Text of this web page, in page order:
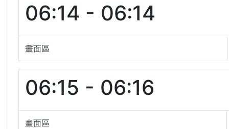
06:14 - 06:14
畫面區
06:15 - 06:16
畫面區